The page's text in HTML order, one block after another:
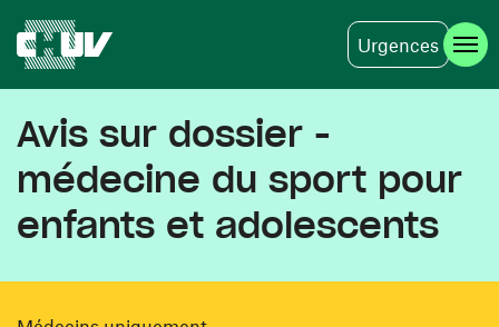
Urgences
Avis sur dossier -
médecine du sport pour
enfants et adolescents